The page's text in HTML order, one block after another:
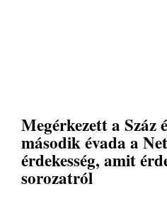
Megérkezett a Száz
második évada a
érdekesség, amit
sorozatról